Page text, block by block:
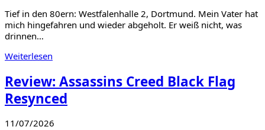
Tief in den 80ern: Westfalenhalle 2, Dortmund. Mein Vater hat
mich hingefahren und wieder abgeholt. Er weiß nicht, was
drinnen…
Weiterlesen
Review: Assassins Creed Black Flag
Resynced
11/07/2026